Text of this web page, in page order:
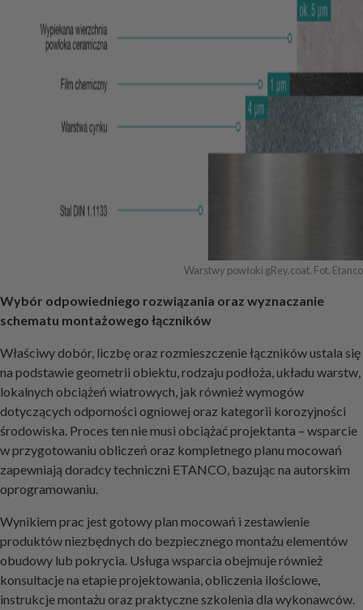
Warstwy powłoki gRey.coat. Fot. Etanco
Wybór odpowiedniego rozwiązania oraz wyznaczanie
schematu montażowego łączników
Właściwy dobór, liczbę oraz rozmieszczenie łączników ustala się
na podstawie geometrii obiektu, rodzaju podłoża, układu warstw,
lokalnych obciążeń wiatrowych, jak również wymogów
dotyczących odporności ogniowej oraz kategorii korozyjności
środowiska. Proces ten nie musi obciążać projektanta – wsparcie
w przygotowaniu obliczeń oraz kompletnego planu mocowań
zapewniają doradcy techniczni ETANCO, bazując na autorskim
oprogramowaniu.
Wynikiem prac jest gotowy plan mocowań i zestawienie
produktów niezbędnych do bezpiecznego montażu elementów
obudowy lub pokrycia. Usługa wsparcia obejmuje również
konsultacje na etapie projektowania, obliczenia ilościowe,
instrukcje montażu oraz praktyczne szkolenia dla wykonawców.